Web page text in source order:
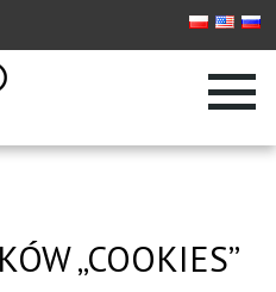
„COOKIES”